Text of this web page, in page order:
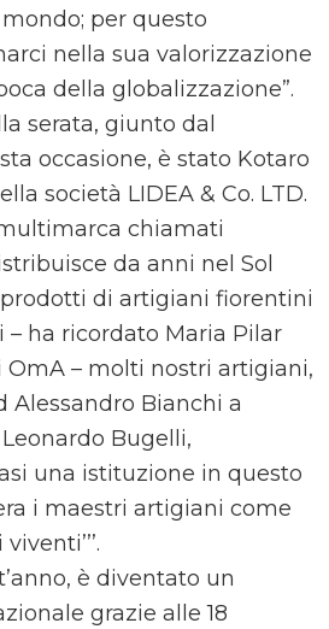
per questo
nella sua valorizzazione
della globalizzazione”.
serata, giunto dal
occasione, è stato Kotaro
società LIDEA & Co. LTD.
chiamati
da anni nel Sol
di artigiani fiorentini
– ha ricordato Maria Pilar
– molti nostri artigiani,
Alessandro Bianchi a
Bugelli,
una istituzione in questo
i maestri artigiani come
è diventato un
grazie alle 18